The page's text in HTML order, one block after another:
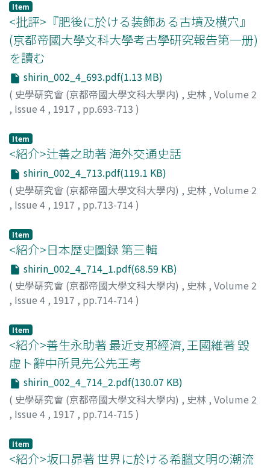
Item
<批評>『肥後に於ける装飾ある古墳及横穴』
(京都帝國大學文科大學考古學研究報告第一册)
を讀む
shirin_002_4_693.pdf(1.13 MB)
( 史學硏究會 (京都帝國大學文科大學内) , 史林 , Volume 2
, Issue 4 , 1917 , pp.693-713 )
Item
<紹介>辻善之助著 海外交通史話
shirin_002_4_713.pdf(119.1 KB)
( 史學硏究會 (京都帝國大學文科大學内) , 史林 , Volume 2
, Issue 4 , 1917 , pp.713-714)
Item
<紹介>日本歴史圖録 第三輯
shirin_002_4_714_1.pdf(68.59 KB)
( 史學硏究會 (京都帝國大學文科大學内) , 史林 , Volume 2
, Issue 4 , 1917 , pp.714-714)
Item
<紹介>善生永助著 最近支那經濟, 王國維著 毀
虚ト辭中所見先公先王考
shirin_002_4_714_2.pdf(130.07 KB)
( 史學硏究會 (京都帝國大學文科大學内) , 史林 , Volume 2
, Issue 4 , 1917 , pp.714-715 )
Item
<紹介>坂口昴著 世界に於ける希臘文明の潮流